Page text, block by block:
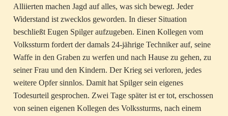
Alliierten machen Jagd auf alles, was sich bewegt. Jeder
Widerstand ist zwecklos geworden. In dieser Situation
beschließt Eugen Spilger aufzugeben. Einen Kollegen vom
Volkssturm fordert der damals 24-jährige Techniker auf, seine
Waffe in den Graben zu werfen und nach Hause zu gehen, zu
seiner Frau und den Kindern. Der Krieg sei verloren, jedes
weitere Opfer sinnlos. Damit hat Spilger sein eigenes
Todesurteil gesprochen. Zwei Tage später ist er tot, erschossen
von seinen eigenen Kollegen des Volkssturms, nach einem